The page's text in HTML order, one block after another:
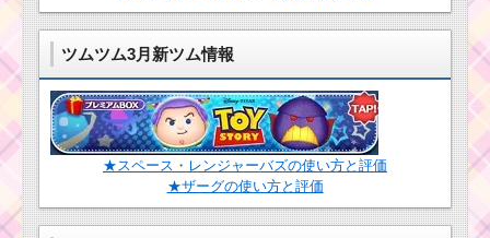
ツムツムキャラクタ
ー！かぼちゃミニーの
基礎情報とスキル画像･
高得点をだすには？
ツムツム！ウサ
ティガーの基礎
ツムツム！ホリデー
オラフの使い方とスキ
キル
ツムツム3月新ツム情報
★スペース・レンジャーバズの使い方と評価
★ザーグの使い方と評価